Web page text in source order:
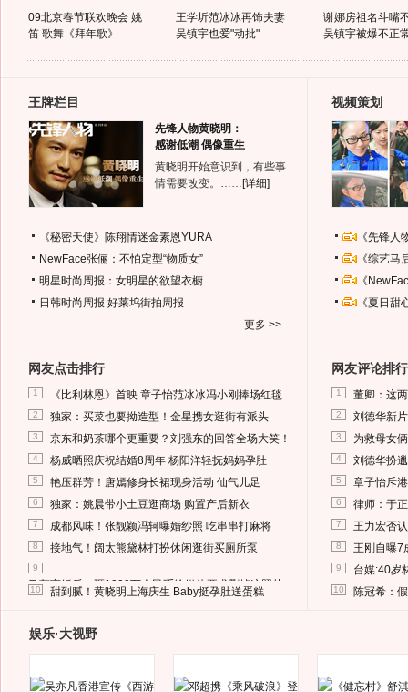
09北京春节联欢晚会 姚
笛 歌舞《拜年歌》
王学圻范冰冰再饰夫妻
吴镇宇也爱"动批"
谢娜房祖名斗嘴
吴镇宇被爆不正
王牌栏目
先锋人物黄晓明：
感谢低潮 偶像重生
黄晓明开始意识到，有些事
情需要改变。…… [详细]
《秘密天使》陈翔情迷金素恩YURA
NewFace张俪：不怕定型“物质女”
明星时尚周报：女明星的欲望衣橱
日韩时尚周报 好莱坞街拍周报
更多 >>
视频策划
《先锋
《综艺
《
《夏日
网友点击排行
1 《比利林恩》首映 章子怡范冰冰冯小刚捧场红毯
2 独家：买菜也要拗造型！金星携女逛街有派头
3 京东和奶茶哪个更重要？刘强东的回答全场大笑！
4 杨威晒照庆祝结婚8周年 杨阳洋轻抚妈妈孕肚
5 艳压群芳！唐嫣修身长裙现身活动 仙气儿足
6 独家：姚晨带小土豆逛商场 购置产后新衣
7 成都风味！张靓颖冯轲曝婚纱照 吃串串打麻将
8 接地气！阔太熊黛林打扮休闲逛街买厕所泵
9
马蓉离婚后，砸1000万人民币给媒体要求删掉这照片
10 甜到腻！黄晓明上海庆生 Baby挺孕肚送蛋糕
网友评论排行
1 董卿：这
2 刘德华新
3 为救母女
4 刘德华扮
5 章子怡斥
6 律师：于
7 王力宏否
8 王刚自曝7
9 台媒:40岁
10 陈冠希：
娱乐·大视野